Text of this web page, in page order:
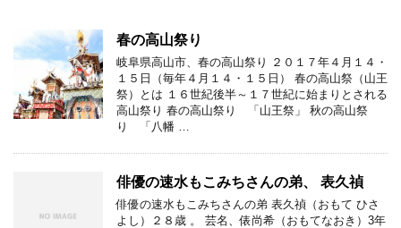
春の高山祭り
岐阜県高山市、春の高山祭り ２０１７年４月１４・
１５日（毎年４月１４・１５日） 春の高山祭（山王
祭）とは １６世紀後半～１７世紀に始まりとされる
高山祭り 春の高山祭り 「山王祭」 秋の高山祭
り 「八幡 …
俳優の速水もこみちさんの弟、 表久禎
俳優の速水もこみちさんの弟 表久禎（おもて ひさ
よし）２８歳 。 芸名、俵尚希（おもてなおき）3年